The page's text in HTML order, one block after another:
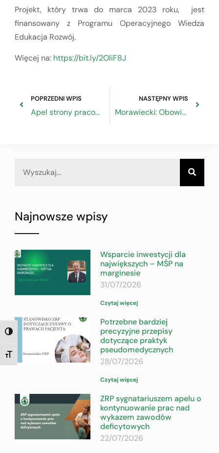
TOGGLE HIGH CONTRAST
TOGGLE FONT SIZE
Projekt, który trwa do marca 2023 roku, jest
finansowany z Programu Operacyjnego Wiedza
Edukacja Rozwój.
Więcej na: https://bit.ly/2OliF8J
POPRZEDNI WPIS
Apel strony pracodawców i strony pracowników Rady Dialogu Społecznego w sprawie odrzucenia w pierwszym czytaniu poselskiego projektu ustawy o zmianie ustawy o systemie ubezpieczeń społecznych oraz niektórych innych ustaw
NASTĘPNY WPIS
Morawiecki: Obowiązkiem państwa jest wspieranie przedsiębiorców
Najnowsze wpisy
Wsparcie inwestycji dla
największych – MŚP na
marginesie
31/07/2026
Czytaj więcej
Potrzebne bardziej
precyzyjne przepisy
dotyczące praktyk
pseudomedycznych
28/07/2026
Czytaj więcej
ZRP sygnatariuszem apelu o
kontynuowanie prac nad
wykazem zawodów
deficytowych
22/07/2026